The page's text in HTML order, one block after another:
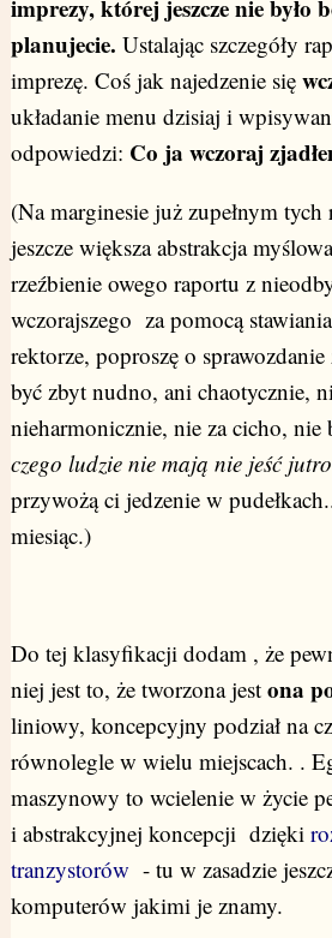
imprezy, której jeszcze nie było
planujecie. Ustalając szczegóły
imprezę. Coś jak najedzenie się
układanie menu dzisiaj i
odpowiedzi: Co ja wczoraj
(Na marginesie już zupełnym tych
jeszcze większa abstrakcja
rzeźbienie owego raportu z
wczorajszego za pomocą
rektorze, poproszę o
być zbyt nudno, ani chaotycznie,
nieharmonicznie, nie za cicho,
czego ludzie nie mają nie jeść jutro
przywożą ci jedzenie w
miesiąc.)
Do tej klasyfikacji dodam , że
niej jest to, że tworzona jest ona
liniowy, koncepcyjny podział na
równolegle w wielu miejscach. .
maszynowy to wcielenie w życie
i abstrakcyjnej koncepcji dzięki
tranzystorów - tu w zasadzie
komputerów jakimi je znamy.